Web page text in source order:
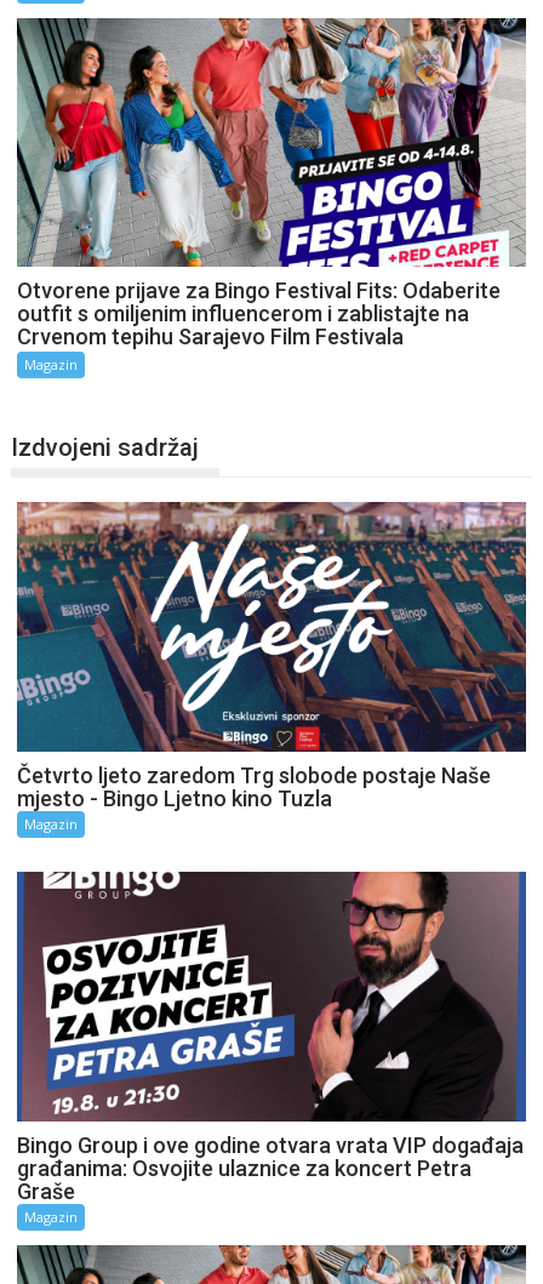
Otvorene prijave za Bingo Festival Fits: Odaberite
outfit s omiljenim influencerom i zablistajte na
Crvenom tepihu Sarajevo Film Festivala
Magazin
Izdvojeni sadržaj
Četvrto ljeto zaredom Trg slobode postaje Naše
mjesto - Bingo Ljetno kino Tuzla
Magazin
Bingo Group i ove godine otvara vrata VIP događaja
građanima: Osvojite ulaznice za koncert Petra
Graše
Magazin